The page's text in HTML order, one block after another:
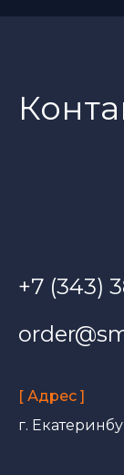
+7 (343)
[ Адрес ]
г.